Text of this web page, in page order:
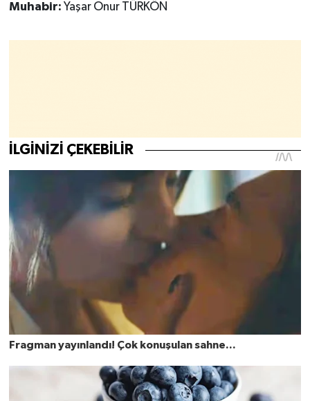
Muhabir: Yaşar Onur TÜRKÖN